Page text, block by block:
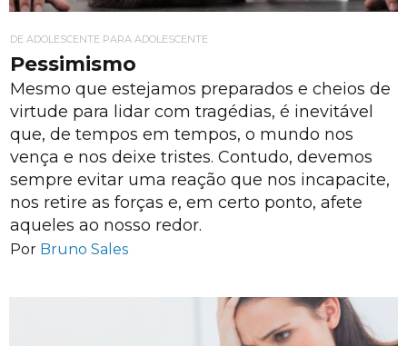
DE ADOLESCENTE PARA ADOLESCENTE
Pessimismo
Mesmo que estejamos preparados e cheios de
virtude para lidar com tragédias, é inevitável
que, de tempos em tempos, o mundo nos
vença e nos deixe tristes. Contudo, devemos
sempre evitar uma reação que nos incapacite,
nos retire as forças e, em certo ponto, afete
aqueles ao nosso redor.
Por Bruno Sales